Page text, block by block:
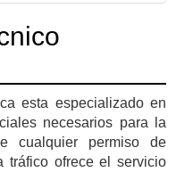
esta especializado en
necesarios para la
cualquier permiso de
tráfico ofrece el servicio